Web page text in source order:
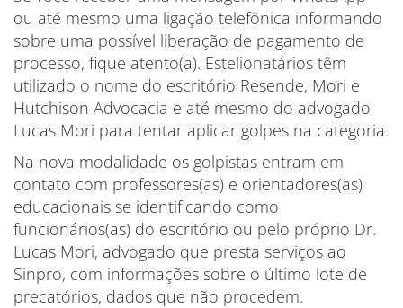
ou até mesmo uma ligação telefônica informando
sobre uma possível liberação de pagamento de
processo, fique atento(a). Estelionatários têm
utilizado o nome do escritório Resende, Mori e
Hutchison Advocacia e até mesmo do advogado
Lucas Mori para tentar aplicar golpes na categoria.
Na nova modalidade os golpistas entram em
contato com professores(as) e orientadores(as)
educacionais se identificando como
funcionários(as) do escritório ou pelo próprio Dr.
Lucas Mori, advogado que presta serviços ao
Sinpro, com informações sobre o último lote de
precatórios, dados que não procedem.